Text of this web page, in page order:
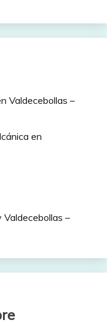
Valdecebollas –
en
Valdecebollas –